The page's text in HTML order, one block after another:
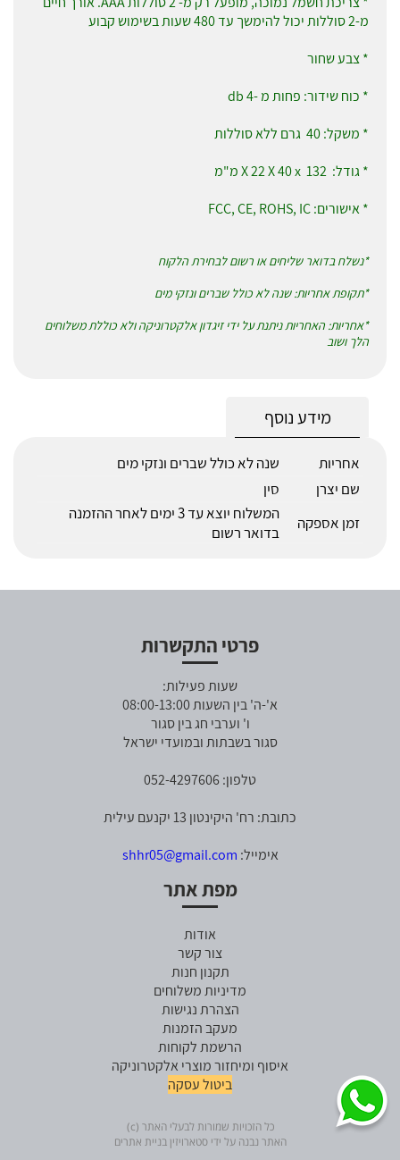
מ-2 סוללות יכול להימשך עד 480 שעות בשימוש קבוע
* צבע שחור
* כוח שידור: פחות מ -4 db
* משקל: 40 גרם ללא סוללות
* גודל: x 132
X 40
X 22מ"מ
* אישורים:FCC, CE, ROHS, IC
*נשלח בדואר שליחים או רשום לבחירת הלקוח
*תקופת אחריות: שנה לא כולל שברים ונזקי מים
*אחריות: האחריות ניתנת על ידי זיגדון אלקטרוניקה ולא כוללת משלוחים
הלך ושוב
מידע נוסף
אחריות
שנה לא כולל שברים ונזקי מים
שם יצרן
סין
זמן אספקה
המשלוח יוצא עד 3 ימים לאחר ההזמנה
בדואר רשום
פרטי התקשרות
שעות פעילות:
א'-ה' בין השעות 08:00-13:00
ו' וערבי חג בין סגור
סגור בשבתות ובמועדי ישראל
טלפון: 052-4297606
כתובת: רח' היקינטון 13 יקנעם עילית
אימייל: shhr05@gmail.com
מפת אתר
אודות
צור קשר
תקנון חנות
מדיניות משלוחים
הצהרת נגישות
מעקב הזמנות
הרשמת לקוחות
איסוף ומיחזור מוצרי אלקטרוניקה
ביטול עסקה
כל הזכויות שמורות לבעלי האתר (c)
האתר נבנה על ידי סטארויזין בניית אתרים